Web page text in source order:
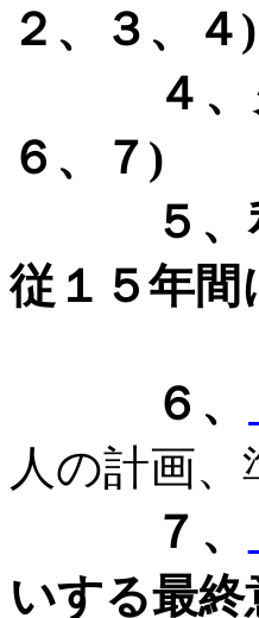
２、３、４)
４、火
６、７ )
５、私
従１５年間
６、
人の計画
７、
いする最